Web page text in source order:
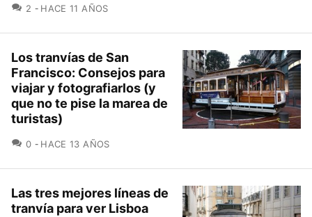
2 COMENTARIOS
HACE 11 AÑOS
Los tranvías de San
Francisco: Consejos para
viajar y fotografiarlos (y
que no te pise la marea de
turistas)
0 COMENTARIOS
HACE 13 AÑOS
Las tres mejores líneas de
tranvía para ver Lisboa